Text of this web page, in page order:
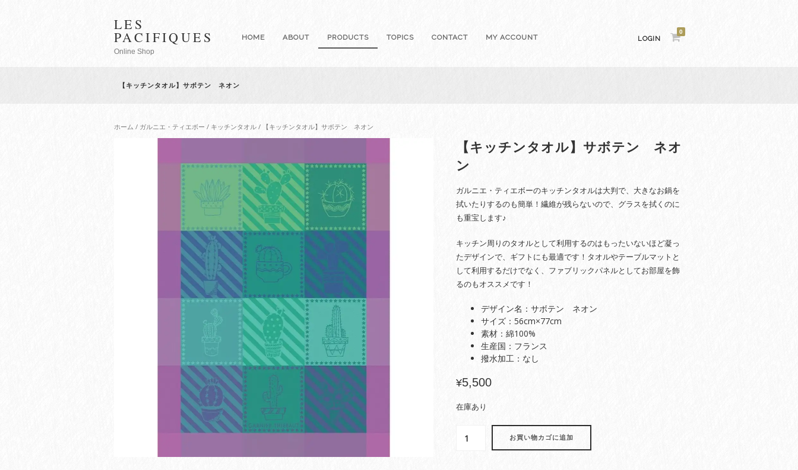
LES
PACIFIQUES
Online Shop
HOME ABOUT PRODUCTS TOPICS CONTACT MY ACCOUNT LOGIN
0
【キッチンタオル】サボテン ネオン
ホーム / ガルニエ・ティエボー / キッチンタオル / 【キッチンタオル】サボテン ネオン
【キッチンタオル】サボテン ネオ
ン
ガルニエ・ティエボーのキッチンタオルは大判で、大きなお鍋を
拭いたりするのも簡単！繊維が残らないので、グラスを拭くのに
も重宝します♪
キッチン周りのタオルとして利用するのはもったいないほど凝っ
たデザインで、ギフトにも最適です！ タオルやテーブルマットと
して利用するだけでなく、ファブリックパネルとしてお部屋を飾
るのもオススメです！
デザイン名：サボテン ネオン
サイズ：56cm×77cm
素材：綿100%
生産国：フランス
撥水加工：なし
¥5,500
在庫あり
お買い物カゴに追加